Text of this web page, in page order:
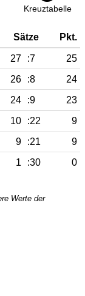
Kreuztabelle
Sätze Pkt.
27 :7
25
26 :8
24
24 :9
23
10 :22
9
9 :21
9
1 :30 0